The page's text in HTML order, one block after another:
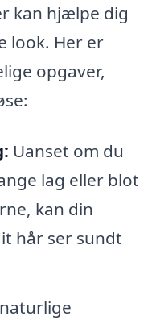
kan hjælpe dig
look. Her er
opgaver,
Uanset om du
lag eller blot
kan din
hår ser sundt